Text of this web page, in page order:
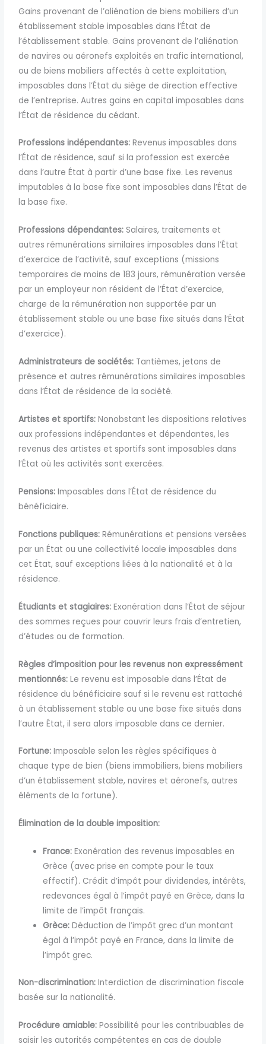
Gains provenant de l’aliénation de biens mobiliers d’un
établissement stable imposables dans l’État de
l’établissement stable. Gains provenant de l’aliénation
de navires ou aéronefs exploités en trafic international,
ou de biens mobiliers affectés à cette exploitation,
imposables dans l’État du siège de direction effective
de l’entreprise. Autres gains en capital imposables dans
l’État de résidence du cédant.
Professions indépendantes: Revenus imposables dans
l’État de résidence, sauf si la profession est exercée
dans l’autre État à partir d’une base fixe. Les revenus
imputables à la base fixe sont imposables dans l’État de
la base fixe.
Professions dépendantes: Salaires, traitements et
autres rémunérations similaires imposables dans l’État
d’exercice de l’activité, sauf exceptions (missions
temporaires de moins de 183 jours, rémunération versée
par un employeur non résident de l’État d’exercice,
charge de la rémunération non supportée par un
établissement stable ou une base fixe situés dans l’État
d’exercice).
Administrateurs de sociétés: Tantièmes, jetons de
présence et autres rémunérations similaires imposables
dans l’État de résidence de la société.
Artistes et sportifs: Nonobstant les dispositions relatives
aux professions indépendantes et dépendantes, les
revenus des artistes et sportifs sont imposables dans
l’État où les activités sont exercées.
Pensions: Imposables dans l’État de résidence du
bénéficiaire.
Fonctions publiques: Rémunérations et pensions versées
par un État ou une collectivité locale imposables dans
cet État, sauf exceptions liées à la nationalité et à la
résidence.
Étudiants et stagiaires: Exonération dans l’État de séjour
des sommes reçues pour couvrir leurs frais d’entretien,
d’études ou de formation.
Règles d’imposition pour les revenus non expressément
mentionnés: Le revenu est imposable dans l’État de
résidence du bénéficiaire sauf si le revenu est rattaché
à un établissement stable ou une base fixe situés dans
l’autre État, il sera alors imposable dans ce dernier.
Fortune: Imposable selon les règles spécifiques à
chaque type de bien (biens immobiliers, biens mobiliers
d’un établissement stable, navires et aéronefs, autres
éléments de la fortune).
Élimination de la double imposition:
France: Exonération des revenus imposables en
Grèce (avec prise en compte pour le taux
effectif). Crédit d’impôt pour dividendes, intérêts,
redevances égal à l’impôt payé en Grèce, dans la
limite de l’impôt français.
Grèce: Déduction de l’impôt grec d’un montant
égal à l’impôt payé en France, dans la limite de
l’impôt grec.
Non-discrimination: Interdiction de discrimination fiscale
basée sur la nationalité.
Procédure amiable: Possibilité pour les contribuables de
saisir les autorités compétentes en cas de double